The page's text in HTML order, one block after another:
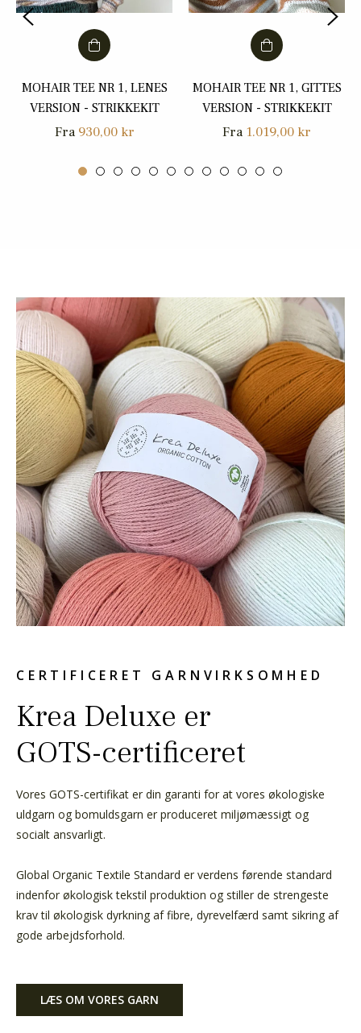
MOHAIR TEE NR 1, LENES
VERSION - STRIKKEKIT
Fra 930,00 kr
MOHAIR TEE NR 1, GITTES
VERSION - STRIKKEKIT
Fra 1.019,00 kr
CERTIFICERET GARNVIRKSOMHED
Krea Deluxe er
GOTS-certificeret
Vores GOTS-certifikat er din garanti for at vores økologiske
uldgarn og bomuldsgarn er produceret miljømæssigt og
socialt ansvarligt.
Global Organic Textile Standard er verdens førende standard
indenfor økologisk tekstil produktion og stiller de strengeste
krav til økologisk dyrkning af fibre, dyrevelfærd samt sikring af
gode arbejdsforhold.
LÆS OM VORES GARN